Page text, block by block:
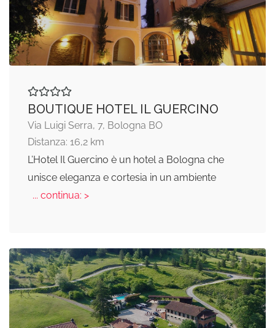
BOUTIQUE HOTEL IL GUERCINO
Via Luigi Serra, 7, Bologna BO
Distanza: 16,2 km
L’Hotel Il Guercino è un hotel a Bologna che
unisce eleganza e cortesia in un ambiente
... continua: >